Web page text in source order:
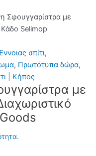
Σφουγγαρίστρα με
Selimop
σπίτι,
, Πρωτότυπα δώρα,
| Κήπος
με